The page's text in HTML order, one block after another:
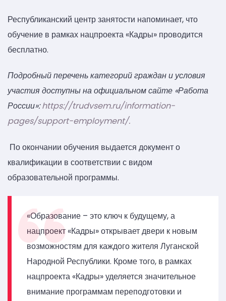
Республиканский центр занятости напоминает, что
обучение в рамках нацпроекта «Кадры» проводится
бесплатно.
Подробный перечень категорий граждан и условия
участия доступны на официальном сайте «Работа
России»:https://trudvsem.ru/information-
pages/support-employment/.
По окончании обучения выдается документ о
квалификации в соответствии с видом
образовательной программы.
«Образование – это ключ к будущему, а
нацпроект «Кадры» открывает двери к новым
возможностям для каждого жителя Луганской
Народной Республики. Кроме того, в рамках
нацпроекта «Кадры» уделяется значительное
внимание программам переподготовки и